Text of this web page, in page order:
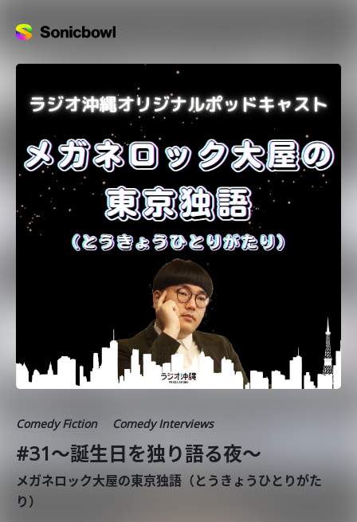
Comedy Fiction Comedy Interviews
#31〜誕生日を独り語る夜〜
メガネロック大屋の東京独語（とうきょうひとりがた
り）